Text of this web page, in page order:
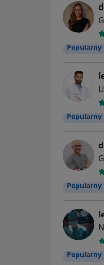
Popularny
Popularny
Popularny
Popularny